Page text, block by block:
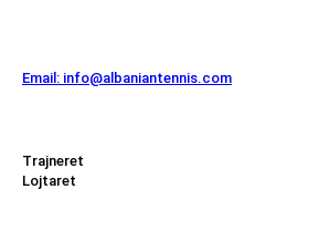
Email: info@albaniantennis.com
Trajneret
Lojtaret